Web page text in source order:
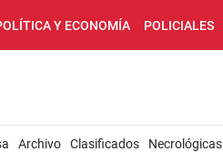
Y ECONOMÍA POLICIALES
Archivo Clasificados Necrológicas